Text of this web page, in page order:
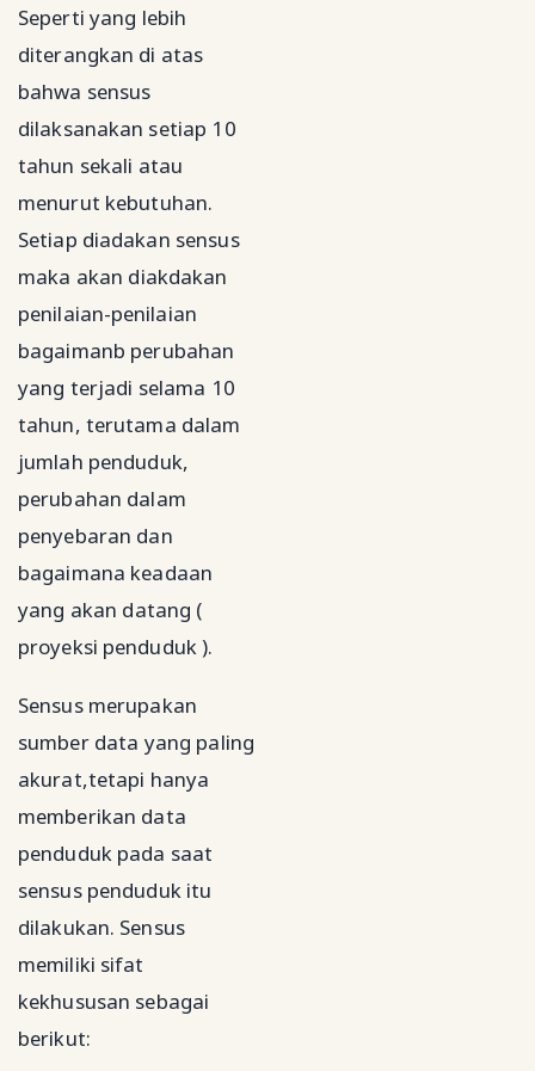
Seperti yang lebih
diterangkan di atas
bahwa sensus
dilaksanakan setiap 10
tahun sekali atau
menurut kebutuhan.
Setiap diadakan sensus
maka akan diakdakan
penilaian-penilaian
bagaimanb perubahan
yang terjadi selama 10
tahun, terutama dalam
jumlah penduduk,
perubahan dalam
penyebaran dan
bagaimana keadaan
yang akan datang (
proyeksi penduduk ).
Sensus merupakan
sumber data yang paling
akurat,tetapi hanya
memberikan data
penduduk pada saat
sensus penduduk itu
dilakukan. Sensus
memiliki sifat
kekhususan sebagai
berikut: